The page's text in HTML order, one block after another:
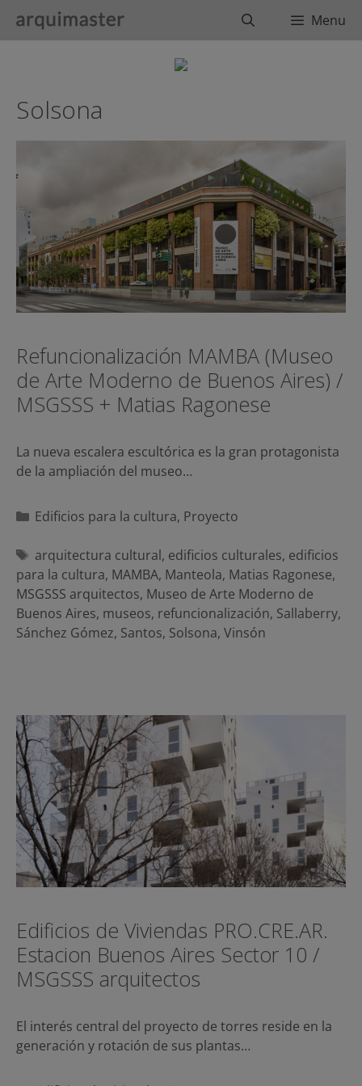
BuscarMenu
Solsona
Refuncionalización MAMBA (Museo
de Arte Moderno de Buenos Aires) /
MSGSSS + Matias Ragonese
La nueva escalera escultórica es la gran protagonista
de la ampliación del museo…
Categorías
Edificios para la cultura, Proyecto
Etiquetas
arquitectura cultural, edificios culturales, edificios
para la cultura, MAMBA, Manteola, Matias Ragonese,
MSGSSS arquitectos, Museo de Arte Moderno de
Buenos Aires, museos, refuncionalización, Sallaberry,
Sánchez Gómez, Santos, Solsona, Vinsón
Edificios de Viviendas PRO.CRE.AR.
Estacion Buenos Aires Sector 10 /
MSGSSS arquitectos
El interés central del proyecto de torres reside en la
generación y rotación de sus plantas…